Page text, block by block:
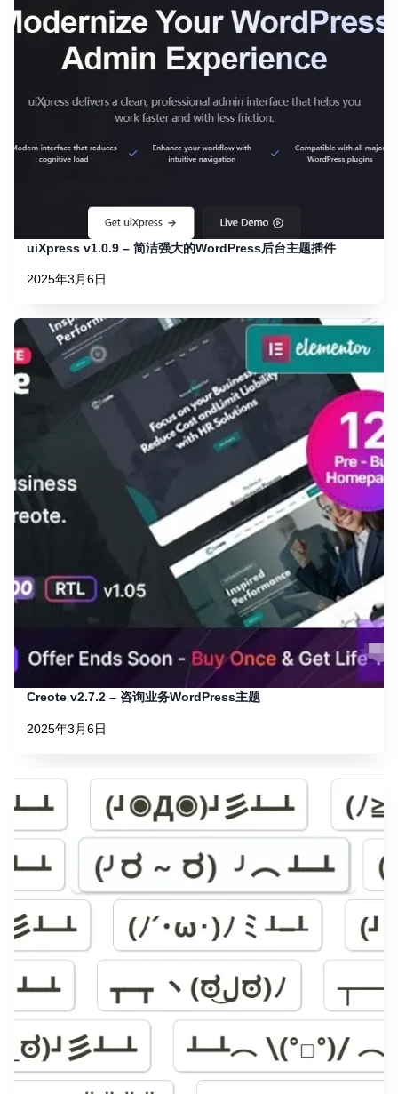
uiXpress v1.0.9 – 简洁强大的WordPress后台主题插件
2025年3月6日
Creote v2.7.2 – 咨询业务WordPress主题
2025年3月6日